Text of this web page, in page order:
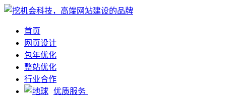
首页
网页设计
包年优化
整站优化
行业合作
优质服务